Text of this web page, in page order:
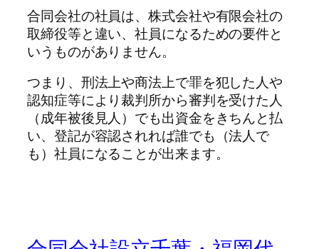
合同会社の社員は、株式会社や有限会社の
取締役等と違い、社員になるための要件と
いうものがありません。
つまり、刑法上や商法上で罪を犯した人や
認知症等により裁判所から審判を受けた人
（成年被後見人）でも出資金をきちんと払
い、登記が容認されれば誰でも（法人で
も）社員になることが出来ます。